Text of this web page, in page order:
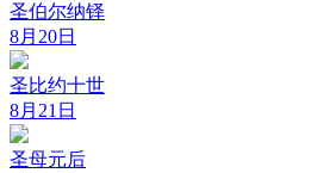
圣伯尔纳铎
8月20日
圣比约十世
8月21日
圣母元后